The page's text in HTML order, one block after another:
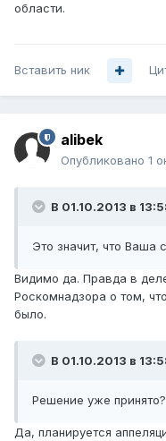
области.
Вставить ник
alibek
Опубликовано 1
В 01.10.2013 в
Это значит, что Ваша
Видимо да. Правда в
Роскомнадзора о том,
было.
В 01.10.2013 в
Решение уже принято?
Да, планируется